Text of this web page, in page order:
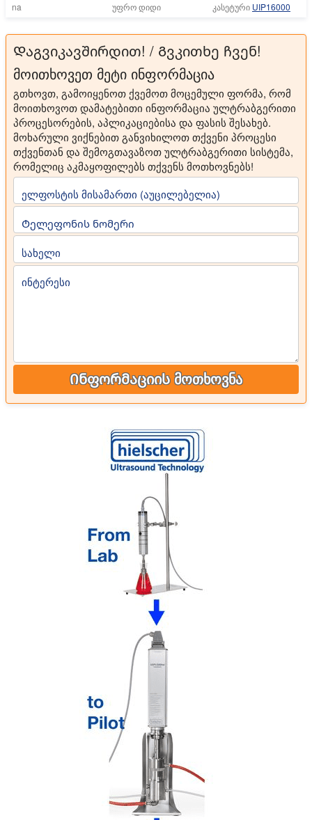
na
უფრო დიდი კასეტური UIP16000
Დაგვიკავშირდით! / Გვკითხე ჩვენ!
მოითხოვეთ მეტი ინფორმაცია
გთხოვთ, გამოიყენოთ ქვემოთ მოცემული ფორმა, რომ
მოითხოვოთ დამატებითი ინფორმაცია ულტრაბგერითი
პროცესორების, აპლიკაციებისა და ფასის შესახებ.
მოხარული ვიქნებით განვიხილოთ თქვენი პროცესი
თქვენთან და შემოგთავაზოთ ულტრაბგერითი სისტემა,
რომელიც აკმაყოფილებს თქვენს მოთხოვნებს!
ელფოსტის მისამართი (აუცილებელია)
Ტელეფონის ნომერი
სახელი
ინტერესი
Ინფორმაციის მოთხოვნა